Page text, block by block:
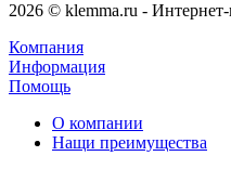
2026 © klemma.ru - Интернет-
Компания
Информация
Помощь
О компании
Нащи преимущества